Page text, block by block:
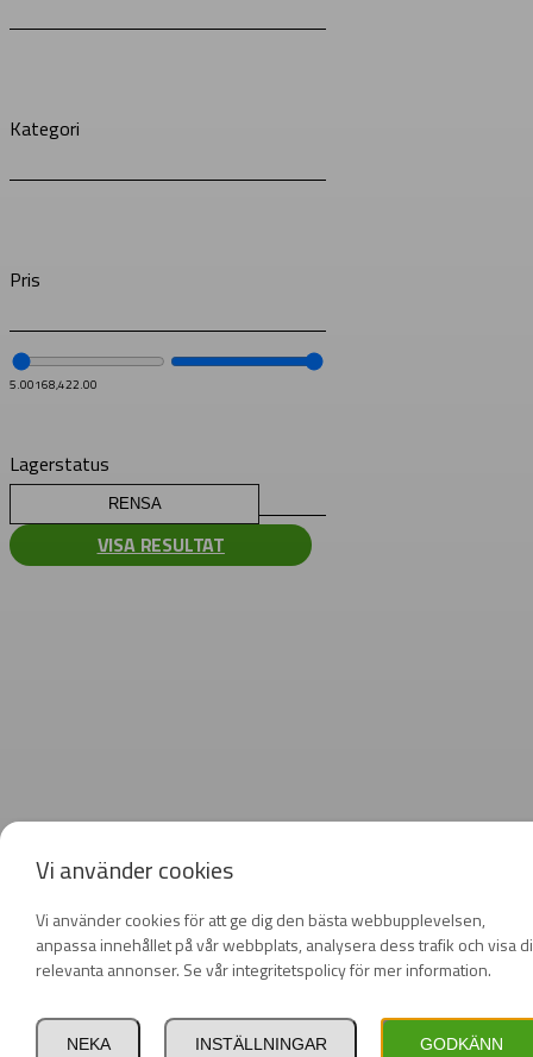
Privat Företag
Vi använder cookies
Vi använder cookies för att ge dig den bästa webbupplevelsen,
anpassa innehållet på vår webbplats, analysera dess trafik och visa
relevanta annonser. Se vår integritetspolicy för mer information.
GODKÄNN
INSTÄLLNINGAR
NEKA
Kategori
Pris
5.00168,422.00
Lagerstatus
RENSA
VISA RESULTAT